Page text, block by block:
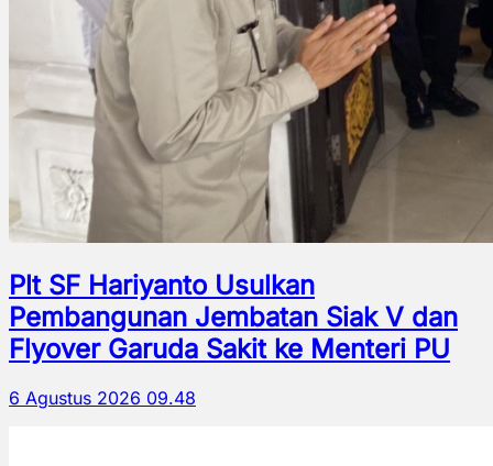
Plt SF Hariyanto Usulkan
Pembangunan Jembatan Siak V dan
Flyover Garuda Sakit ke Menteri PU
6 Agustus 2026 09.48